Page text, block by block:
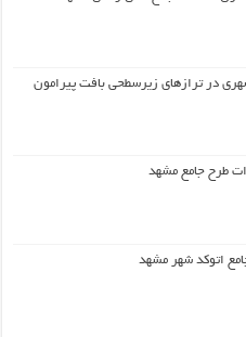
در ترازهاي زیرسطحی بافت پیرامون
طرح جامع مشهد
اتوکد شهر مشهد